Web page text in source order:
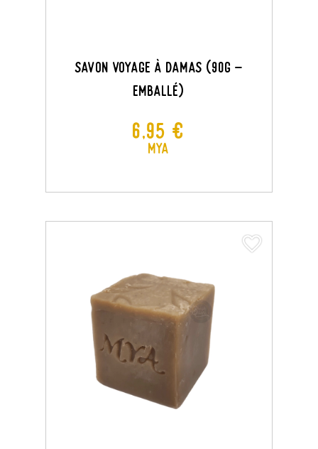
Savon Voyage À Damas (90G -
Emballé)
Prix
6,95 €
MYA
favorite_border